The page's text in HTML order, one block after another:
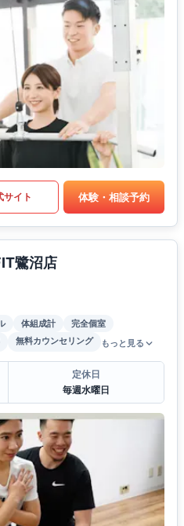
サイト 体験・相談予約
鷺沼店
体組成計
完全個室
無料カウンセリング もっと見る
定休日
毎週水曜日